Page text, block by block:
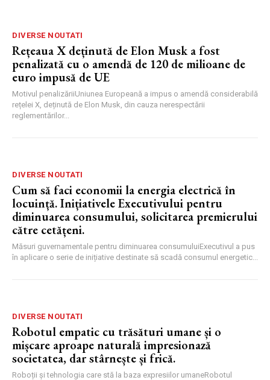
DIVERSE NOUTATI
Rețeaua X deținută de Elon Musk a fost
penalizată cu o amendă de 120 de milioane de
euro impusă de UE
Motivul penalizăriiUniunea Europeană a impus o amendă considerabilă
rețelei X, deținută de Elon Musk, din cauza nerespectării
reglementărilor...
DIVERSE NOUTATI
Cum să faci economii la energia electrică în
locuință. Inițiativele Executivului pentru
diminuarea consumului, solicitarea premierului
către cetățeni.
Măsuri guvernamentale pentru diminuarea consumuluiExecutivul a pus
în aplicare o serie de inițiative destinate să scadă consumul energetic...
DIVERSE NOUTATI
Robotul empatic cu trăsături umane și o
mișcare aproape naturală impresionază
societatea, dar stârnește și frică.
Roboții și tehnologia care stă la baza expresiilor umaneRobotul